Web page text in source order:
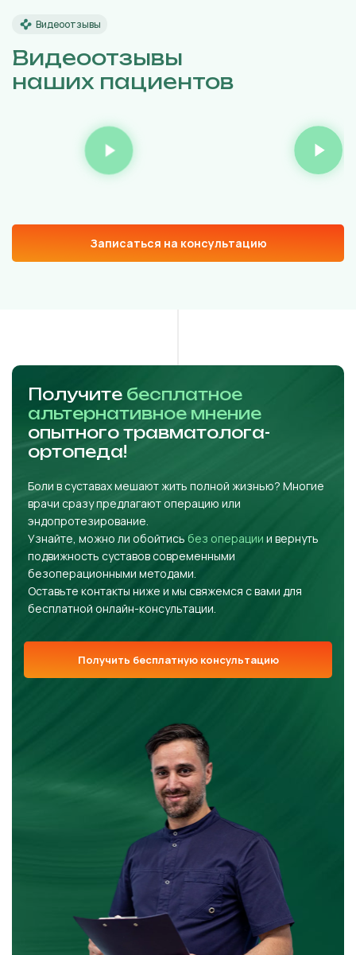
Видеоотзывы
Видеоотзывы
наших пациентов
Записаться на консультацию
Получите бесплатное
альтернативное мнение
опытного травматолога-
ортопеда!
Боли в суставах мешают жить полной жизнью? Многие
врачи сразу предлагают операцию или
эндопротезирование.
Узнайте, можно ли обойтись без операции и вернуть
подвижность суставов современными
безоперационными методами.
Оставьте контакты ниже и мы свяжемся с вами для
бесплатной онлайн-консультации.
Получить бесплатную консультацию